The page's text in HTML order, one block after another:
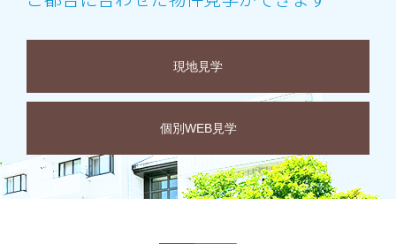
現地見学
個別WEB見学